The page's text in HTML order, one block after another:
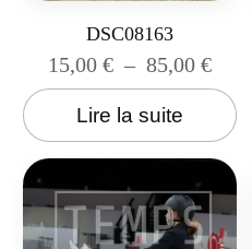
DSC08163
15,00 € – 85,00 €
Lire la suite